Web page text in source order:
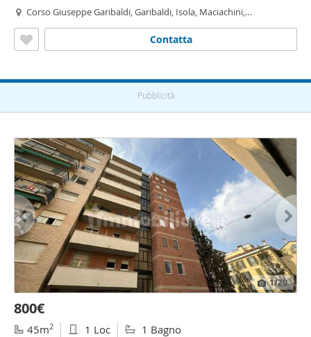
Corso Giuseppe Garibaldi, Garibaldi, Isola, Maciachini,
Contatta
Pubblicità
1/20
800€
45m2 1 Loc 1 Bagno